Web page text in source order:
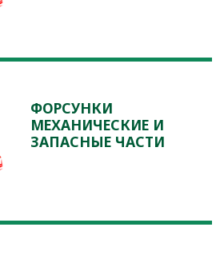
ФОРСУНКИ
МЕХАНИЧЕСКИЕ И
ЗАПАСНЫЕ ЧАСТИ